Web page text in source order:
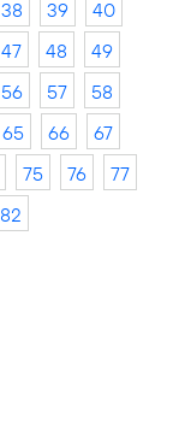
38 39
40
47 48
49
56 57
58
65 66
67
75 76
77
82